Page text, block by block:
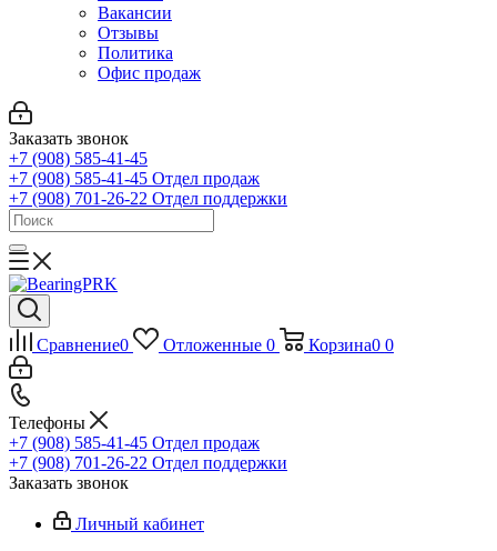
Вакансии
Отзывы
Политика
Офис продаж
Заказать звонок
+7 (908) 585-41-45
+7 (908) 585-41-45 Отдел продаж
+7 (908) 701-26-22 Отдел поддержки
Сравнение0 Отложенные 0 Корзина0 0
Телефоны
+7 (908) 585-41-45 Отдел продаж
+7 (908) 701-26-22 Отдел поддержки
Заказать звонок
Личный кабинет